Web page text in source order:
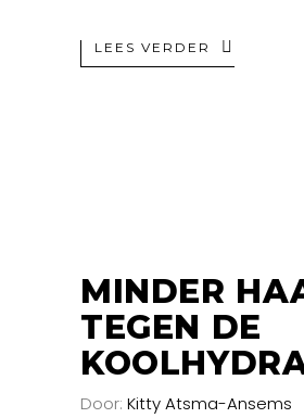
LEES VERDER
MINDER
TEGEN DE
Door: Kitty Atsma-Ansems